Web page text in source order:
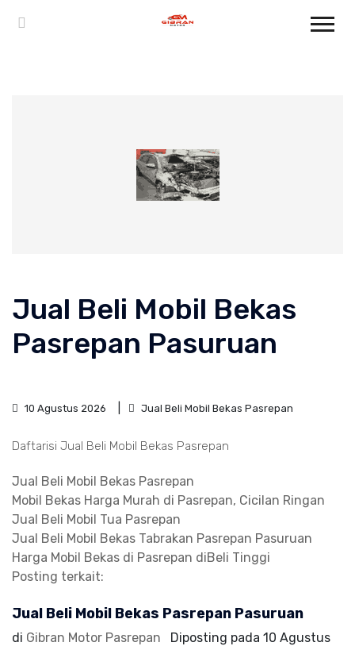
Jual Beli Mobil Bekas
Pasrepan Pasuruan
10 Agustus 2026 Jual Beli Mobil Bekas Pasrepan
Daftarisi Jual Beli Mobil Bekas Pasrepan
Jual Beli Mobil Bekas Pasrepan
Mobil Bekas Harga Murah di Pasrepan, Cicilan Ringan
Jual Beli Mobil Tua Pasrepan
Jual Beli Mobil Bekas Tabrakan Pasrepan Pasuruan
Harga Mobil Bekas di Pasrepan diBeli Tinggi
Posting terkait:
Jual Beli Mobil Bekas Pasrepan Pasuruan
di Gibran Motor Pasrepan Diposting pada 10 Agustus